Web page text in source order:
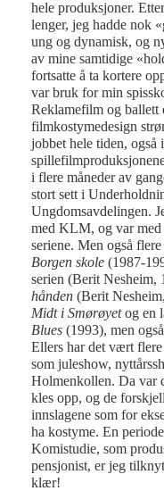
hele produksjoner.
lenger, jeg hadde nok
ung og dynamisk, og
av mine samtidige
fortsatte å ta kortere
var bruk for min
Reklamefilm og ballett
filmkostymedesign
jobbet hele tiden,
i flere måneder av
stort sett i
Ungdomsavdelingen.
med KLM, og var med
seriene. Men også
Borgen skole (1987-
serien (Berit Nesheim,
hånden (Berit
Midt i Smørøyetog en
Blues (1993), men
Ellers har det vært
som juleshow,
Holmenkollen. Da var
kles opp, og de
innslagene som for
ha kostyme. En
Komistudie, som
pensjonist, er jeg
klær!